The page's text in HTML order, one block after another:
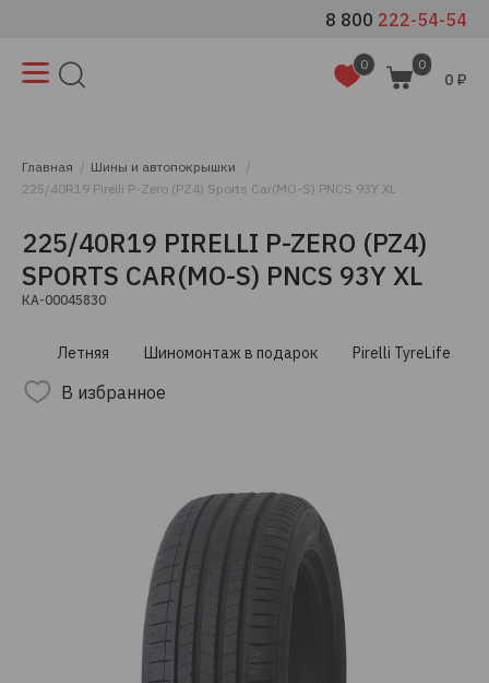
8 800 222-54-54
0 0
0 ₽
Главная
Шины и автопокрышки
225/40R19 Pirelli P-Zero (PZ4) Sports Car(MO-S) PNCS 93Y XL
225/40R19 PIRELLI P-ZERO (PZ4)
SPORTS CAR(MO-S) PNCS 93Y XL
КА-00045830
Летняя Шиномонтаж в подарок Pirelli TyreLife
В избранное